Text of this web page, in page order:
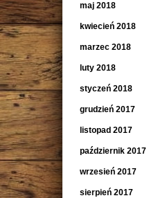
maj 2018
kwiecień 2018
marzec 2018
luty 2018
styczeń 2018
grudzień 2017
listopad 2017
październik 2017
wrzesień 2017
sierpień 2017